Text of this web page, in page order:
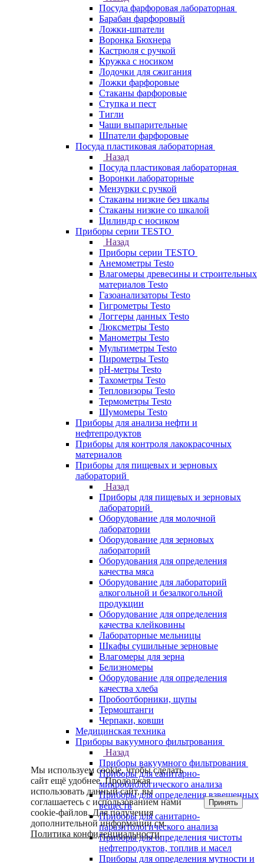
Посуда фарфоровая лабораторная
Барабан фарфоровый
Ложки-шпатели
Воронка Бюхнера
Кастрюля с ручкой
Кружка с носиком
Лодочки для сжигания
Ложки фарфоровые
Стаканы фарфоровые
Ступка и пест
Тигли
Чаши выпарительные
Шпатели фарфоровые
Посуда пластиковая лабораторная
Назад
Посуда пластиковая лабораторная
Воронки лабораторные
Мензурки с ручкой
Стаканы низкие без шкалы
Стаканы низкие со шкалой
Цилиндр с носиком
Приборы серии TESTO
Назад
Приборы серии TESTO
Анемометры Testo
Влагомеры древесины и строительных
материалов Testo
Газоанализаторы Testo
Гигрометры Testo
Логгеры данных Testo
Люксметры Testo
Манометры Testo
Мультиметры Testo
Пирометры Testo
pH-метры Testo
Тахометры Testo
Тепловизоры Testo
Термометры Testo
Шумомеры Testo
Приборы для анализа нефти и
нефтепродуктов
Приборы для контроля лакокрасочных
материалов
Приборы для пищевых и зерновых
лабораторий
Назад
Приборы для пищевых и зерновых
лабораторий
Оборудование для молочной
лаборатории
Оборудование для зерновых
лабораторий
Оборудования для определения
качества мяса
Оборудование для лабораторий
алкогольной и безалкогольной
продукции
Оборудование для определения
качества клейковины
Лабораторные мельницы
Шкафы сушильные зерновые
Влагомеры для зерна
Белизномеры
Оборудование для определения
качества хлеба
Пробоотборники, щупы
Термоштанги
Черпаки, ковши
Медицинская техника
Приборы вакуумного фильтрования
Назад
Приборы вакуумного фильтрования
Приборы для санитарно-
микробиологического анализа
Приборы для определения взвешенных
веществ
Приборы для санитарно-
паразитологического анализа
Приборы для определения чистоты
нефтепродуктов, топлив и масел
Приборы для определения мутности и
Мы используем cookie, чтобы сделать
сайт ещё удобнее. Продолжая
использовать данный сайт, вы
соглашаетесь с использованием нами
cookie-файлов. Для получения
дополнительной информации см.
Политика конфиденциальности.
Принять